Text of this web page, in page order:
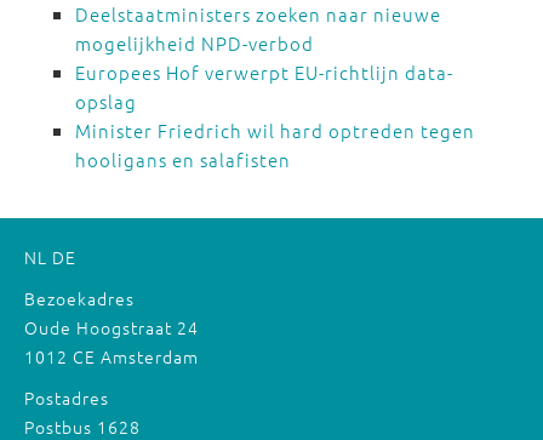
Deelstaatministers zoeken naar nieuwe
mogelijkheid NPD-verbod
Europees Hof verwerpt EU-richtlijn data-
opslag
Minister Friedrich wil hard optreden tegen
hooligans en salafisten
NL DE
Bezoekadres
Oude Hoogstraat 24
1012 CE Amsterdam
Postadres
Postbus 1628